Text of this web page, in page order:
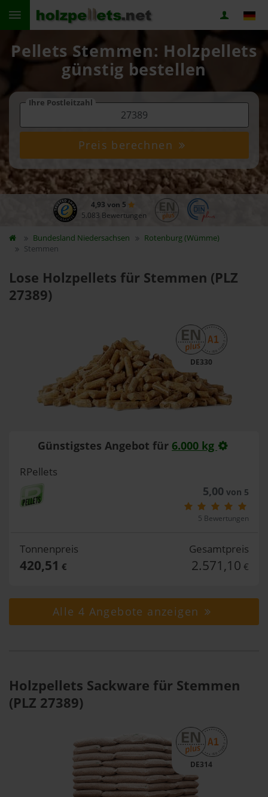
Pellets Stemmen: Holzpellets
günstig bestellen
Ihre Postleitzahl
Preis berechnen
4,93 von 5
5.083 Bewertungen
Bundesland Niedersachsen
Rotenburg (Wümme)
Stemmen
Lose Holzpellets für Stemmen (PLZ
27389)
DE330
Günstigstes Angebot für 6.000 kg
RPellets
5,00 von 5
5 Bewertungen
Tonnenpreis
420,51 €
Gesamtpreis
2.571,10 €
Alle 4 Angebote anzeigen
Holzpellets Sackware für Stemmen
(PLZ 27389)
DE314